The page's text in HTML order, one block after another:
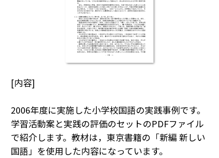
[内容]
2006年度に実施した小学校国語の実践事例です。
学習活動案と実践の評価のセットのPDFファイル
で紹介します。教材は，東京書籍の「新編 新しい
国語」を使用した内容になっています。